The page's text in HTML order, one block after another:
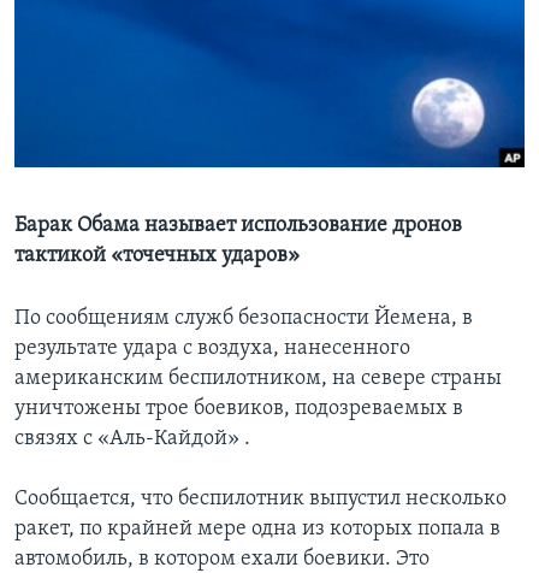
Языки
Барак Обама называет использование дронов
тактикой «точечных ударов»
По сообщениям служб безопасности Йемена, в
результате удара с воздуха, нанесенного
американским беспилотником, на севере страны
уничтожены трое боевиков, подозреваемых в
связях с «Аль-Кайдой» .
Сообщается, что беспилотник выпустил несколько
ракет, по крайней мере одна из которых попала в
автомобиль, в котором ехали боевики. Это